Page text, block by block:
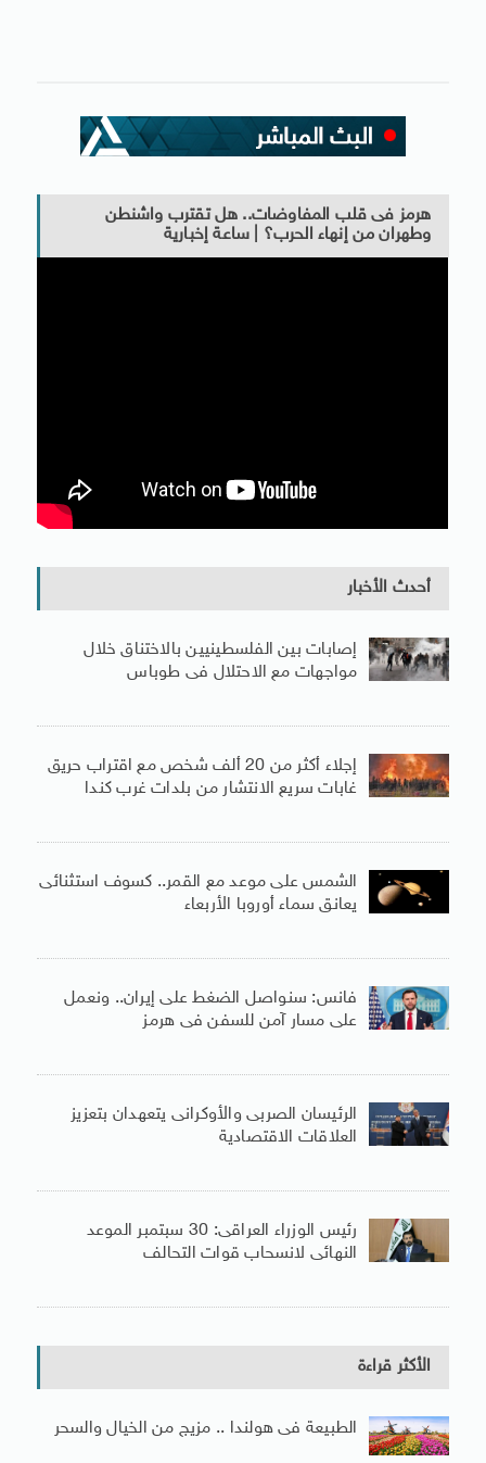
هرمز فى قلب المفاوضات.. هل تقترب واشنطن
وطهران من إنهاء الحرب؟ | ساعة إخبارية
أحدث الأخبار
إصابات بين الفلسطينيين بالاختناق خلال
مواجهات مع الاحتلال فى طوباس
إجلاء أكثر من 20 ألف شخص مع اقتراب حريق
غابات سريع الانتشار من بلدات غرب كندا
الشمس على موعد مع القمر.. كسوف استثنائى
يعانق سماء أوروبا الأربعاء
فانس: سنواصل الضغط على إيران.. ونعمل
على مسار آمن للسفن فى هرمز
الرئيسان الصربى والأوكرانى يتعهدان بتعزيز
العلاقات الاقتصادية
رئيس الوزراء العراقى: 30 سبتمبر الموعد
النهائى لانسحاب قوات التحالف
الأكثر قراءة
الطبيعة فى هولندا .. مزيج من الخيال والسحر